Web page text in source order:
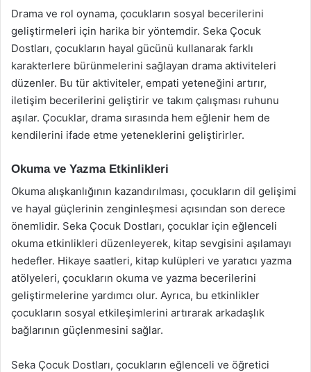
Drama ve rol oynama, çocukların sosyal becerilerini
geliştirmeleri için harika bir yöntemdir. Seka Çocuk
Dostları, çocukların hayal gücünü kullanarak farklı
karakterlere bürünmelerini sağlayan drama aktiviteleri
düzenler. Bu tür aktiviteler, empati yeteneğini artırır,
iletişim becerilerini geliştirir ve takım çalışması ruhunu
aşılar. Çocuklar, drama sırasında hem eğlenir hem de
kendilerini ifade etme yeteneklerini geliştirirler.
Okuma ve Yazma Etkinlikleri
Okuma alışkanlığının kazandırılması, çocukların dil gelişimi
ve hayal güçlerinin zenginleşmesi açısından son derece
önemlidir. Seka Çocuk Dostları, çocuklar için eğlenceli
okuma etkinlikleri düzenleyerek, kitap sevgisini aşılamayı
hedefler. Hikaye saatleri, kitap kulüpleri ve yaratıcı yazma
atölyeleri, çocukların okuma ve yazma becerilerini
geliştirmelerine yardımcı olur. Ayrıca, bu etkinlikler
çocukların sosyal etkileşimlerini artırarak arkadaşlık
bağlarının güçlenmesini sağlar.
Seka Çocuk Dostları, çocukların eğlenceli ve öğretici